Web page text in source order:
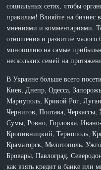
социальных сетях, чтобы
правилам! Влияйте на бизнес
мнениями и комментариями.
отношения и развитие малого
монополию на самые
нескольких семей на
В Украине больше всего
Киев, Днепр, Одесса,
Мариуполь, Кривой Рог,
Чернигов, Полтава,
Сумы, Ровно, Горловка,
Кропивницкий, Тернополь,
Краматорск, Мелитополь,
Бровары, Павлоград,
как взять кредит в банке